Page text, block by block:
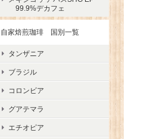
99.9%デカフェ
自家焙煎珈琲 国別一覧
タンザニア
ブラジル
コロンビア
グアテマラ
エチオピア